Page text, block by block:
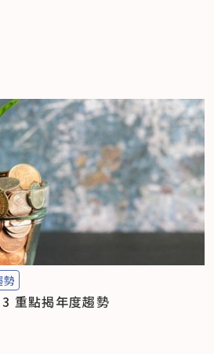
勢
重點揭年度趨勢